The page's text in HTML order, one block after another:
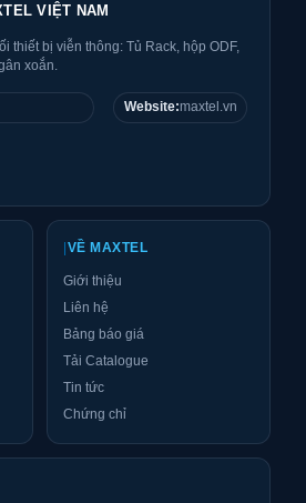
VIỆT NAM
thiết bị viễn thông: Tủ Rack, hộp ODF,
xoắn.
Website:maxtel.vn
|VỀ MAXTEL
Giới thiệu
Liên hệ
Bảng báo giá
Tải Catalogue
Tin tức
Chứng chỉ